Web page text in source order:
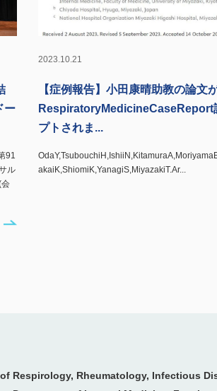
ー
91
ル
2023.10.21
【症例報告】小田康晴助教の論文
RespiratoryMedicineCaseReport
プトされま...
akaiK,ShiomiK,YanagiS,MiyazakiT.Ar...
Respirology, Rheumatology, Infectious